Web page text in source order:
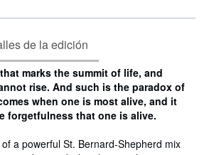
de la edición
marks the summit of life, and
rise. And such is the paradox of
when one is most alive, and it
forgetfulness that one is alive.
a powerful St. Bernard-Shepherd mix